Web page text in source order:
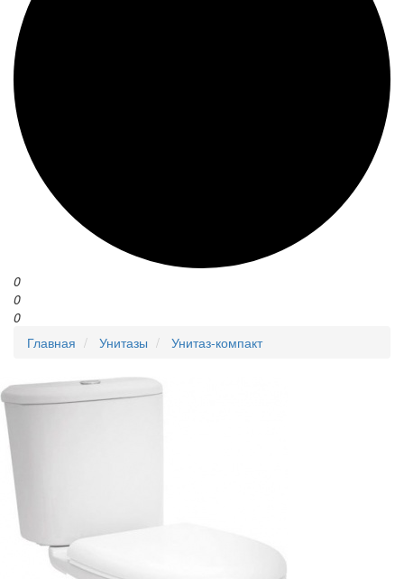
0
0
0
Главная
Унитазы Унитаз-компакт